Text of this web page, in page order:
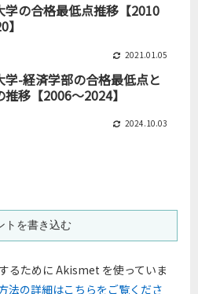
学の合格最低点推移【2010
2021.01.05
学-経済学部の合格最低点と
推移【2006～2024】
2024.10.03
トを書き込む
るために Akismet を使っていま
法の詳細はこちらをご覧くださ